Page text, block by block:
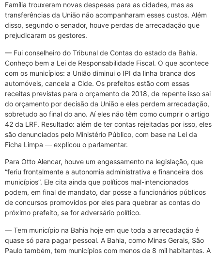
Família trouxeram novas despesas para as cidades, mas as
transferências da União não acompanharam esses custos. Além
disso, segundo o senador, houve perdas de arrecadação que
prejudicaram os gestores.
— Fui conselheiro do Tribunal de Contas do estado da Bahia.
Conheço bem a Lei de Responsabilidade Fiscal. O que acontece
com os municípios: a União diminui o IPI da linha branca dos
automóveis, cancela a Cide. Os prefeitos estão com essas
receitas previstas para o orçamento de 2018, de repente isso sai
do orçamento por decisão da União e eles perdem arrecadação,
sobretudo ao final do ano. Aí eles não têm como cumprir o artigo
42 da LRF. Resultado: além de ter contas rejeitadas por isso, eles
são denunciados pelo Ministério Público, com base na Lei da
Ficha Limpa — explicou o parlamentar.
Para Otto Alencar, houve um engessamento na legislação, que
“feriu frontalmente a autonomia administrativa e financeira dos
municípios”. Ele cita ainda que políticos mal-intencionados
podem, em final de mandato, dar posse a funcionários públicos
de concursos promovidos por eles para quebrar as contas do
próximo prefeito, se for adversário político.
— Tem município na Bahia hoje em que toda a arrecadação é
quase só para pagar pessoal. A Bahia, como Minas Gerais, São
Paulo também, tem municípios com menos de 8 mil habitantes. A